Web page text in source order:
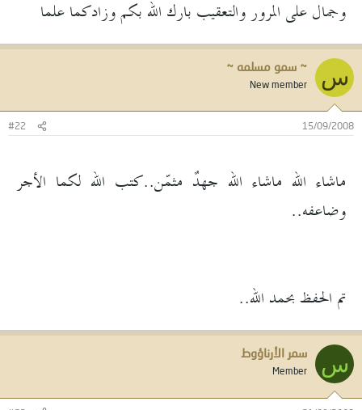
وجمال على المرور والتعقيب بارك الله بكم وزادكما علما
س ~ سمو مسلمه ~
New member
15/09/2008
#22
ماشاء الله ماشاء الله جهدٌ مثمّن..كتب الله لكما الأجر
وضاعفه..
تم الحفظ بحمد الله..
س سمر الأرناؤوط
Member